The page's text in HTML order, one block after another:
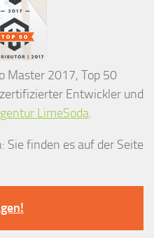
Master 2017, Top 50
Entwickler und
LimeSoda.
Sie finden es auf der Seite